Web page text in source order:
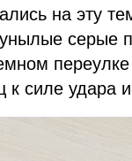
на эту
серые
к силе удара